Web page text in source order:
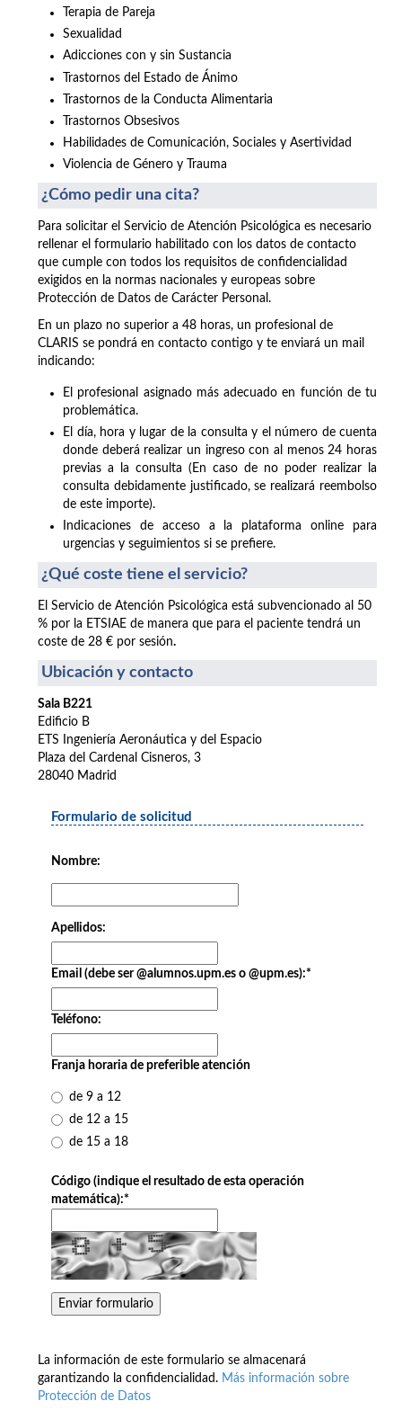
Terapia de Pareja
Sexualidad
Adicciones con y sin Sustancia
Trastornos del Estado de Ánimo
Trastornos de la Conducta Alimentaria
Trastornos Obsesivos
Habilidades de Comunicación, Sociales y Asertividad
Violencia de Género y Trauma
¿Cómo pedir una cita?
Para solicitar el Servicio de Atención Psicológica es necesario
rellenar el formulario habilitado con los datos de contacto
que cumple con todos los requisitos de confidencialidad
exigidos en la normas nacionales y europeas sobre
Protección de Datos de Carácter Personal.
En un plazo no superior a 48 horas, un profesional de
CLARIS se pondrá en contacto contigo y te enviará un mail
indicando:
El profesional asignado más adecuado en función de tu
problemática.
El día, hora y lugar de la consulta y el número de cuenta
donde deberá realizar un ingreso con al menos 24 horas
previas a la consulta (En caso de no poder realizar la
consulta debidamente justificado, se realizará reembolso
de este importe).
Indicaciones de acceso a la plataforma online para
urgencias y seguimientos si se prefiere.
¿Qué coste tiene el servicio?
El Servicio de Atención Psicológica está subvencionado al 50
% por la ETSIAE de manera que para el paciente tendrá un
coste de 28 € por sesión.
Ubicación y contacto
Sala B221
Edificio B
ETS Ingeniería Aeronáutica y del Espacio
Plaza del Cardenal Cisneros, 3
28040 Madrid
Formulario de solicitud
Nombre:
Apellidos:
Email (debe ser @alumnos.upm.es o @upm.es):*
Teléfono:
Franja horaria de preferible atención
de 9 a 12
de 12 a 15
de 15 a 18
Código (indique el resultado de esta operación
matemática):*
La información de este formulario se almacenará
garantizando la confidencialidad. Más información sobre
Protección de Datos